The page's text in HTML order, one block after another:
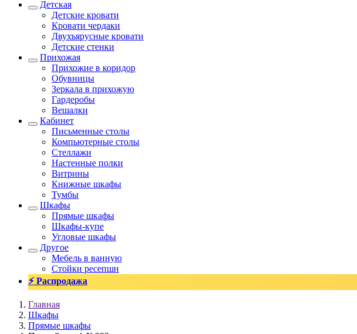
Детская
Детские кровати
Кровати чердаки
Двухъярусные кровати
Детские стенки
Прихожая
Прихожие в коридор
Обувницы
Зеркала в прихожую
Гардеробы
Вешалки
Кабинет
Письменные столы
Компьютерные столы
Стеллажи
Настенные полки
Витрины
Книжные шкафы
Тумбы
Шкафы
Прямые шкафы
Шкафы-купе
Угловые шкафы
Другое
Мебель в ванную
Стойки ресепшн
⚡ Распродажа
Главная
Шкафы
Прямые шкафы